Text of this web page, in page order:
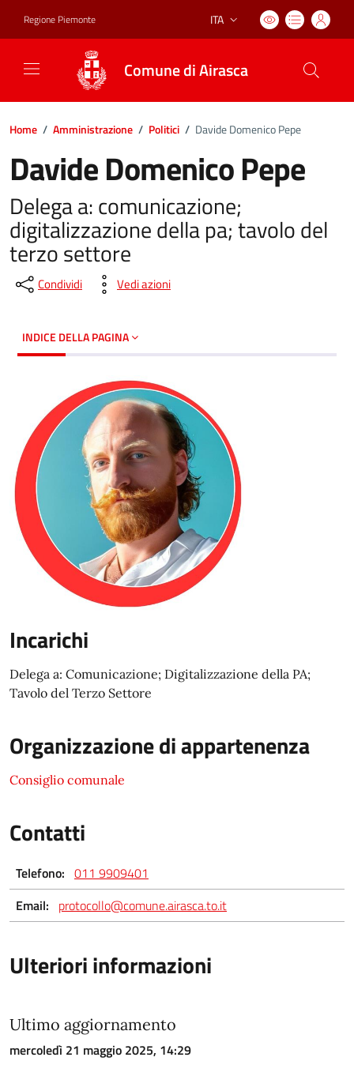
Regione Piemonte Lingua attiva:
ITA
Comune di Airasca
Home / Amministrazione / Politici / Davide Domenico Pepe
Davide Domenico Pepe
Delega a: comunicazione;
digitalizzazione della pa; tavolo del
terzo settore
Condividi Vedi azioni
INDICE DELLA PAGINA
Incarichi
Delega a: Comunicazione; Digitalizzazione della PA;
Tavolo del Terzo Settore
Organizzazione di appartenenza
Consiglio comunale
Contatti
Telefono: 011 9909401
Email: protocollo@comune.airasca.to.it
Ulteriori informazioni
Ultimo aggiornamento
mercoledì 21 maggio 2025, 14:29